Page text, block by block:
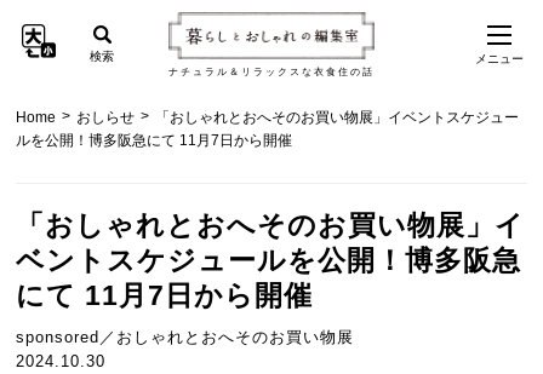
ナチュラル＆リラックスな衣食住の話
検索 メニュー
Home > おしらせ >
「おしゃれとおへそのお買い物展」イベントスケジュー
ルを公開！博多阪急にて 11月7日から開催
「おしゃれとおへそのお買い物展」イ
ベントスケジュールを公開！博多阪急
にて 11月7日から開催
sponsored／おしゃれとおへそのお買い物展
2024.10.30